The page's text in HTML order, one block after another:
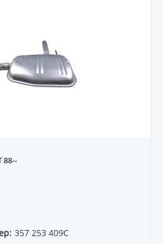
88--
357 253 409C